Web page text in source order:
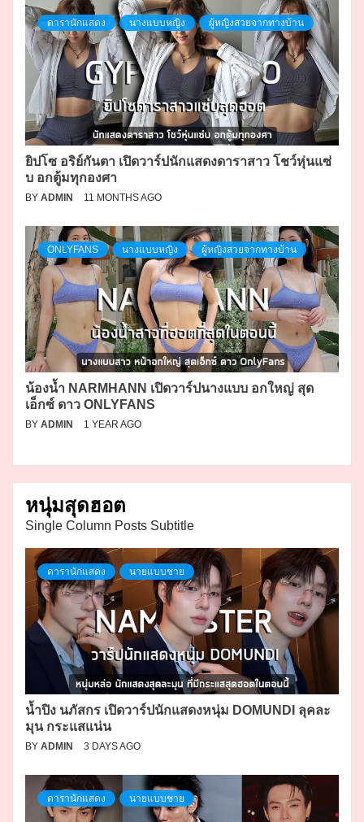
ดารานักแสดง นางแบบหญิง ผู้หญิงสวยจากทางบ้าน
ยิปโซ อริย์กันตา เปิดวาร์ปนักแสดงดาราสาว โชว์หุ่นแซ่
บ อกตู้มทุกองศา
BY ADMIN 11 MONTHS AGO
ONLYFANS นางแบบหญิง ผู้หญิงสวยจากทางบ้าน
น้องน้ำ NARMHANN เปิดวาร์ปนางแบบ อกใหญ่ สุด
เอ็กซ์ ดาว ONLYFANS
BY ADMIN 1 YEAR AGO
หนุ่มสุดฮอต
Single Column Posts Subtitle
ดารานักแสดง นายแบบชาย
น้ำปิง นภัสกร เปิดวาร์ปนักแสดงหนุ่ม DOMUNDI ลุคละ
มุน กระแสแน่น
BY ADMIN 3 DAYS AGO
ดารานักแสดง นายแบบชาย